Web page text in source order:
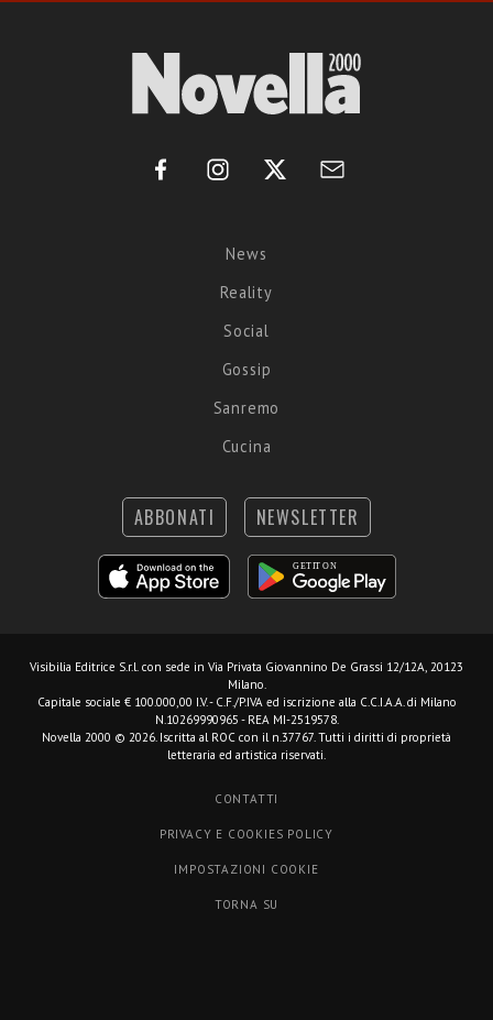
News
Reality
Social
Gossip
Sanremo
Cucina
ABBONATI NEWSLETTER
Visibilia Editrice S.r.l. con sede in Via Privata Giovannino De Grassi 12/12A, 20123
Milano.
Capitale sociale € 100.000,00 I.V. - C.F./P.IVA ed iscrizione alla C.C.I.A.A. di Milano
N.10269990965 - REA MI-2519578.
Novella 2000 © 2026. Iscritta al ROC con il n.37767. Tutti i diritti di proprietà
letteraria ed artistica riservati.
CONTATTI
PRIVACY E COOKIES POLICY
IMPOSTAZIONI COOKIE
TORNA SU